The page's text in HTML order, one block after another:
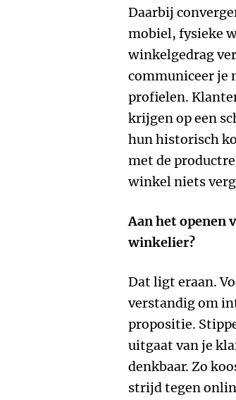
Daarbij
mobiel, fysieke
winkelgedrag
communiceer je
profielen.
krijgen op een
hun historisch
met de
winkel niets
Aan het openen
winkelier?
Dat ligt eraan.
verstandig om
propositie.
uitgaat van je
denkbaar. Zo
strijd tegen